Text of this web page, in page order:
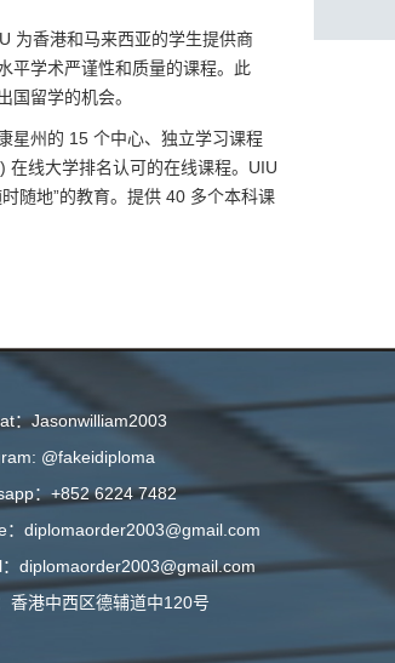
为香港和马来西亚的学生提供商
平学术严谨性和质量的课程。此
留学的机会。
星州的 15 个中心、独立学习课程
线大学排名认可的在线课程。UIU
随地”的教育。提供 40 多个本科课
：Jasonwilliam2003
@fakeidiploma
：+852 6224 7482
：diplomaorder2003@gmail.com
：diplomaorder2003@gmail.com
香港中西区德辅道中120号